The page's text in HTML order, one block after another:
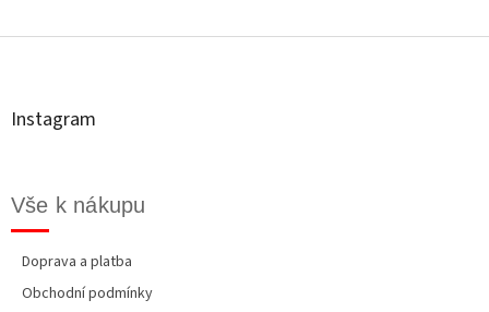
á
Instagram
Vše k nákupu
Doprava a platba
Obchodní podmínky